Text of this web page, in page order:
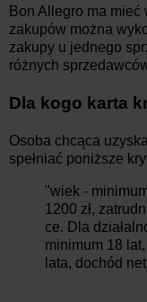
Bon Allegro ma
zakupów można
zakupy u jednego
różnych
Dla kogo karta
Osoba chcąca
spełniać poniższe
"wiek -
1200 zł,
ce. Dla
minimum 18
lata, dochód